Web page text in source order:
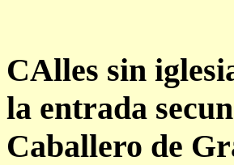
CAlles sin
la entrada
Caballero de